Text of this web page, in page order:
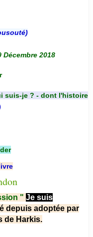
)
Décembre 2018
suis-je ? - dont l'histoire
" Je suis
depuis adoptée par
de Harkis.